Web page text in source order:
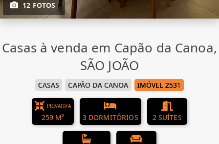
12 FOTOS
Casas à venda em Capão da Canoa,
SÃO JOÃO
CASAS CAPÃO DA CANOA IMÓVEL 2531
PRIVATIVA
259 M² 3 DORMITÓRIOS 2 SUÍTES